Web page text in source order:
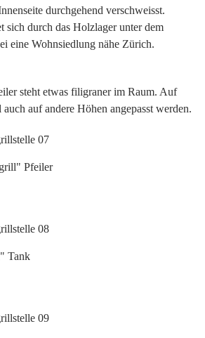
durchgehend verschweisst.
sich durch das Holzlager unter dem
eine Wohnsiedlung nähe Zürich.
steht etwas filigraner im Raum. Auf
auf andere Höhen angepasst werden.
Pfeiler
Tank